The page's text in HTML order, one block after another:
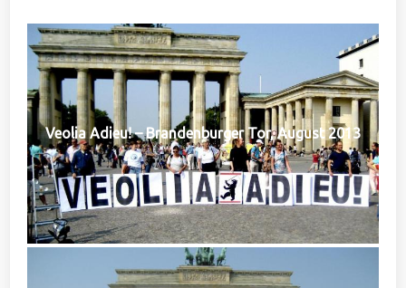
Veolia Adieu! – Brandenburger Tor, August 2013